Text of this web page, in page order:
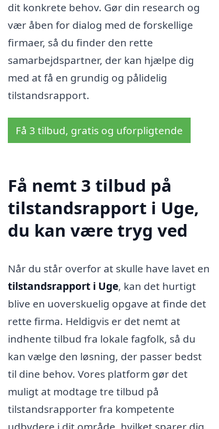
dit konkrete behov. Gør din research og
vær åben for dialog med de forskellige
firmaer, så du finder den rette
samarbejdspartner, der kan hjælpe dig
med at få en grundig og pålidelig
tilstandsrapport.
Få 3 tilbud, gratis og uforpligtende
Få nemt 3 tilbud på
tilstandsrapport i Uge,
du kan være tryg ved
Når du står overfor at skulle have lavet en
tilstandsrapport i Uge, kan det hurtigt
blive en uoverskuelig opgave at finde det
rette firma. Heldigvis er det nemt at
indhente tilbud fra lokale fagfolk, så du
kan vælge den løsning, der passer bedst
til dine behov. Vores platform gør det
muligt at modtage tre tilbud på
tilstandsrapporter fra kompetente